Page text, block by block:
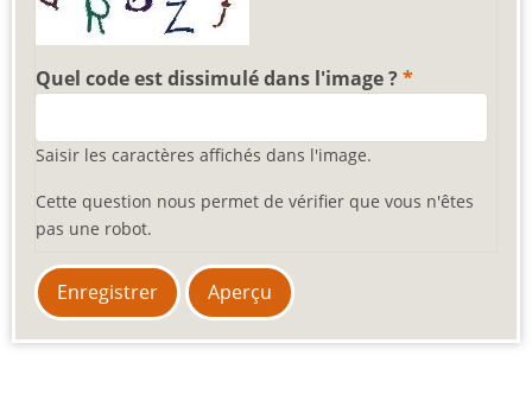
Quel code est dissimulé dans l'image ?
Saisir les caractères affichés dans l'image.
Cette question nous permet de vérifier que vous n'êtes
pas une robot.